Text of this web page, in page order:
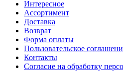
Интересное
Ассортимент
Доставка
Возврат
Форма оплаты
Пользовательское
Контакты
Согласие на обработку